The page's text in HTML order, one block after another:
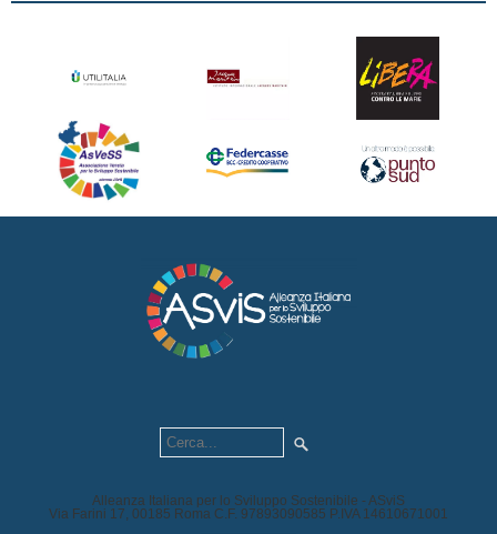
Alleanza Italiana per lo Sviluppo Sostenibile - ASviS
Via Farini 17, 00185 Roma C.F. 97893090585 P.IVA 14610671001